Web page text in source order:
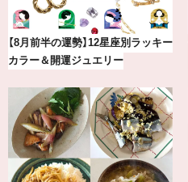
最新版！東京都内のおしゃれな朝活
カフェ＆モーニング9選